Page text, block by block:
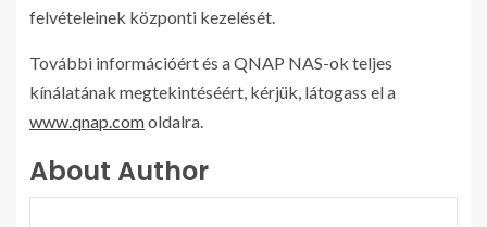
felvételeinek központi kezelését.
További információért és a QNAP NAS-ok teljes
kínálatának megtekintéséért, kérjük, látogass el a
www.qnap.comoldalra.
About Author